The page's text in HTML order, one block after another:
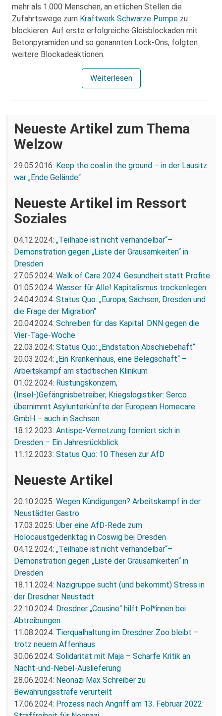
mehr als 1.000 Menschen, an etlichen Stellen die
Zufahrtswege zum Kraftwerk Schwarze Pumpe zu
blockieren. Auf erste erfolgreiche Gleisblockaden mit
Betonpyramiden und so genannten Lock-Ons, folgten
weitere Blockadeaktionen.
Weiterlesen
Neueste Artikel zum Thema
Welzow
29.05.2016: Keep the coal in the ground – in der Lausitz
war „Ende Gelände“
Neueste Artikel im Ressort
Soziales
04.12.2024: „Teilhabe ist nicht verhandelbar“–
Demonstration gegen „Liste der Grausamkeiten“ in
Dresden
27.05.2024: Walk of Care 2024: Gesundheit statt Profite
01.05.2024: Wasser für Alle! Kapitalismus trockenlegen
24.04.2024: Status Quo: „Europa, Sachsen, Dresden und
die Frage der Migration“
20.04.2024: Schreiben für das Kapital: DNN gegen die
Vier-Tage-Woche
22.03.2024: Status Quo: „Endstation Abschiebehaft“
20.03.2024: „Ein Krankenhaus, eine Belegschaft“ –
Arbeitskampf am städtischen Klinikum
01.02.2024: Rüstungskonzern,
(Insel-)Gefängnisbetreiber, Kriegslogistiker: Serco
übernimmt Asylunterkünfte der European Homecare
GmbH – auch in Sachsen
18.12.2023: Antispe-Vernetzung formiert sich in
Dresden – Ein Jahresrückblick
11.12.2023: Status Quo: 10 Thesen zur AfD
Neueste Artikel
20.10.2025: Wegen Kündigungen? Arbeitskampf in der
Neustädter Gastro
17.03.2025: Über eine AfD-Rede zum
Holocaustgedenktag in Coswig bei Dresden
04.12.2024: „Teilhabe ist nicht verhandelbar“–
Demonstration gegen „Liste der Grausamkeiten“ in
Dresden
18.11.2024: Nazigruppe sucht (und bekommt) Stress in
der Dresdner Neustadt
22.10.2024: Dresdner „Cousine“ hilft Pol*innen bei
Abtreibungen
11.08.2024: Tierqualhaltung im Dresdner Zoo bleibt –
trotz neuem Affenhaus
30.06.2024: Solidarität mit Maja – Scharfe Kritik an
Nacht-und-Nebel-Auslieferung
28.06.2024: Neonazi Max Schreiber zu
Bewährungsstrafe verurteilt
17.06.2024: Prozess nach Angriff am 13. Februar 2022: